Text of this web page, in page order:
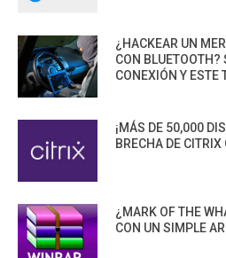
¿HACKEAR UN
CON BLUETOOTH?
CONEXIÓN Y ESTE
¡MÁS DE 50,000
BRECHA DE
¿MARK OF THE
CON UN SIMPLE